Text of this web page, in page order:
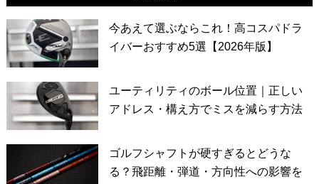
今あえて選ぶならこれ！高コスパドラ
イバーおすすめ5選【2026年版】
ユーティリティのボール位置｜正しい
アドレス・構え方でミスを減らす方法
ゴルフシャフトが硬すぎるとどうな
る？飛距離・弾道・方向性への影響を